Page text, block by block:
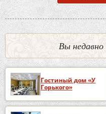
Вы
Гостиный дом «У
Горького»